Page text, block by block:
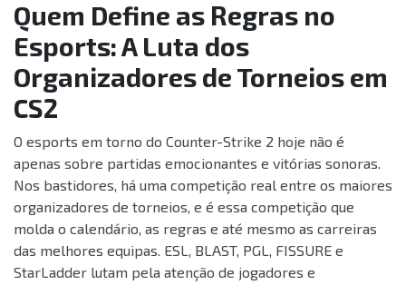
Quem Define as Regras no
Esports: A Luta dos
Organizadores de Torneios em
CS2
O esports em torno do Counter-Strike 2 hoje não é
apenas sobre partidas emocionantes e vitórias sonoras.
Nos bastidores, há uma competição real entre os maiores
organizadores de torneios, e é essa competição que
molda o calendário, as regras e até mesmo as carreiras
das melhores equipas. ESL, BLAST, PGL, FISSURE e
StarLadder lutam pela atenção de jogadores e